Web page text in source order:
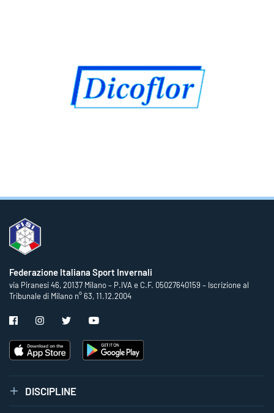
Federazione Italiana Sport Invernali
via Piranesi 46, 20137 Milano – P.IVA e C.F. 05027640159 – Iscrizione al
Tribunale di Milano n° 63, 11.12.2004
DISCIPLINE